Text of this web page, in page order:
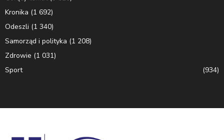
Kronika (1 692)
Odeszli (1 340)
Samorząd i polityka (1 208)
Zdrowie (1 031)
Sport
(934)